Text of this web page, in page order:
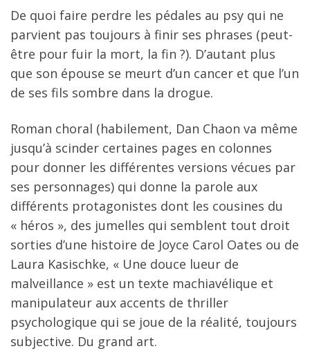
De quoi faire perdre les pédales au psy qui ne
parvient pas toujours à finir ses phrases (peut-
être pour fuir la mort, la fin ?). D’autant plus
que son épouse se meurt d’un cancer et que l’un
de ses fils sombre dans la drogue.
Roman choral (habilement, Dan Chaon va même
jusqu’à scinder certaines pages en colonnes
pour donner les différentes versions vécues par
ses personnages) qui donne la parole aux
différents protagonistes dont les cousines du
« héros », des jumelles qui semblent tout droit
sorties d’une histoire de Joyce Carol Oates ou de
Laura Kasischke, « Une douce lueur de
malveillance » est un texte machiavélique et
manipulateur aux accents de thriller
psychologique qui se joue de la réalité, toujours
subjective. Du grand art.